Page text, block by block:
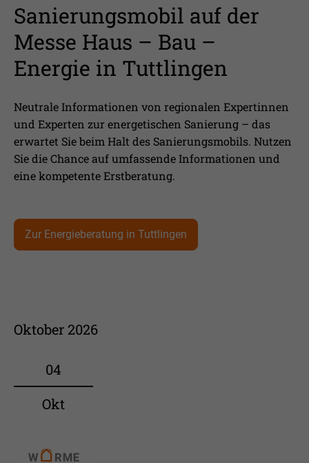
Sanierungsmobil auf der
Messe Haus – Bau –
Energie in Tuttlingen
Neutrale Informationen von regionalen Expertinnen
und Experten zur energetischen Sanierung – das
erwartet Sie beim Halt des Sanierungsmobils. Nutzen
Sie die Chance auf umfassende Informationen und
eine kompetente Erstberatung.
Zur Energieberatung in Tuttlingen
Oktober 2026
04
Okt